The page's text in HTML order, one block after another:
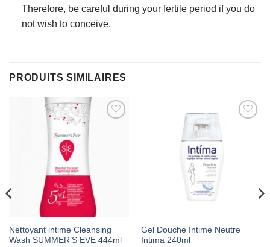
Therefore, be careful during your fertile period if you do
not wish to conceive.
PRODUITS SIMILAIRES
AJOUTER
Nettoyant intime Cleansing
Wash SUMMER’S EVE 444ml
À MES
FAVORIS
Gel Douche Intime Neutre
Intima 240ml